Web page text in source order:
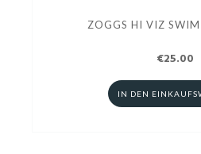
ZOGGS HI VIZ
€25.00
IN DEN